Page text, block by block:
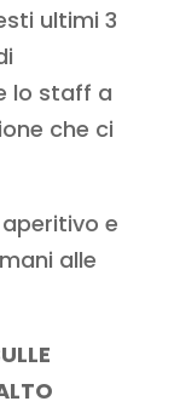
ultimi 3
lo staff a
che ci
e
alle